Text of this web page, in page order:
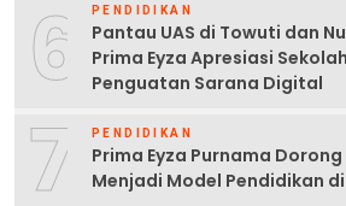
6 PENDIDIKAN
Pantau UAS di Towuti dan
Prima Eyza Apresiasi
Penguatan Sarana Digital
7 PENDIDIKAN
Prima Eyza Purnama Dorong
Menjadi Model Pendidikan